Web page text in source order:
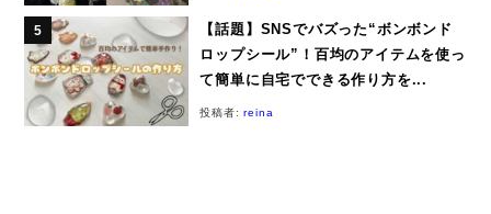
【話題】SNSでバズった“ボンボンド
ロップシール”！百均のアイテムを使っ
て簡単に自宅でできる作り方を...
投稿者:reina